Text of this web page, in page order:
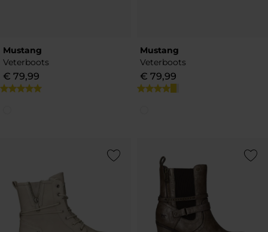
Mustang
Veterboots
€ 79,99
Mustang
Veterboots
€ 79,99
Add to Wishlist Add to